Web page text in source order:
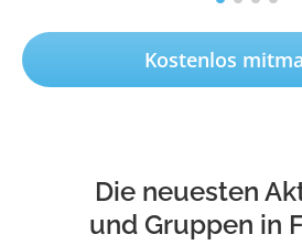
Kostenlos
Die neuesten
und Gruppen in